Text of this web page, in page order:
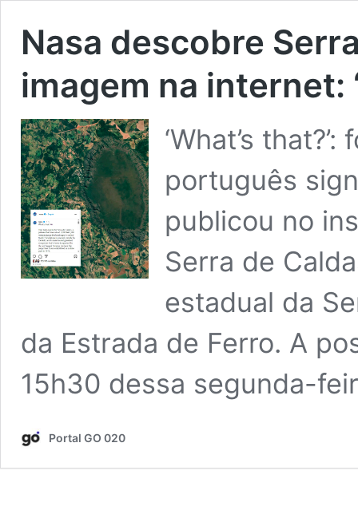
Nasa descobre
imagem na internet:
‘What’s
português
publicou no
Serra de
estadual da
da Estrada de Ferro. A
15h30 dessa segunda-
Portal GO 020